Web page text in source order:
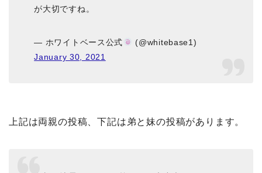
が大切ですね。
— ホワイトベース公式
(@whitebase1)
January 30, 2021
上記は両親の投稿、下記は弟と妹の投稿があります。